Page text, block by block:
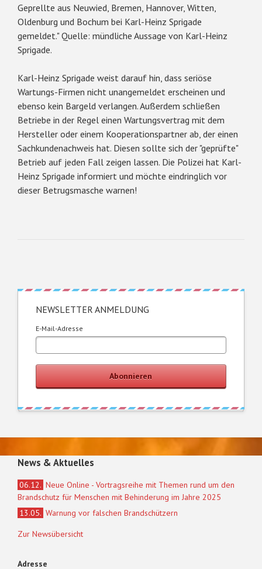
Geprellte aus Neuwied, Bremen, Hannover, Witten,
Oldenburg und Bochum bei Karl-Heinz Sprigade
gemeldet." Quelle: mündliche Aussage von Karl-Heinz
Sprigade.
Karl-Heinz Sprigade weist darauf hin, dass seriöse
Wartungs-Firmen nicht unangemeldet erscheinen und
ebenso kein Bargeld verlangen. Außerdem schließen
Betriebe in der Regel einen Wartungsvertrag mit dem
Hersteller oder einem Kooperationspartner ab, der einen
Sachkundenachweis hat. Diesen sollte sich der "geprüfte"
Betrieb auf jeden Fall zeigen lassen. Die Polizei hat Karl-
Heinz Sprigade informiert und möchte eindringlich vor
dieser Betrugsmasche warnen!
NEWSLETTER ANMELDUNG
E-Mail-Adresse
Abonnieren
News & Aktuelles
06.12. Neue Online - Vortragsreihe mit Themen rund um den
Brandschutz für Menschen mit Behinderung im Jahre 2025
13.05. Warnung vor falschen Brandschützern
Zur Newsübersicht
Adresse